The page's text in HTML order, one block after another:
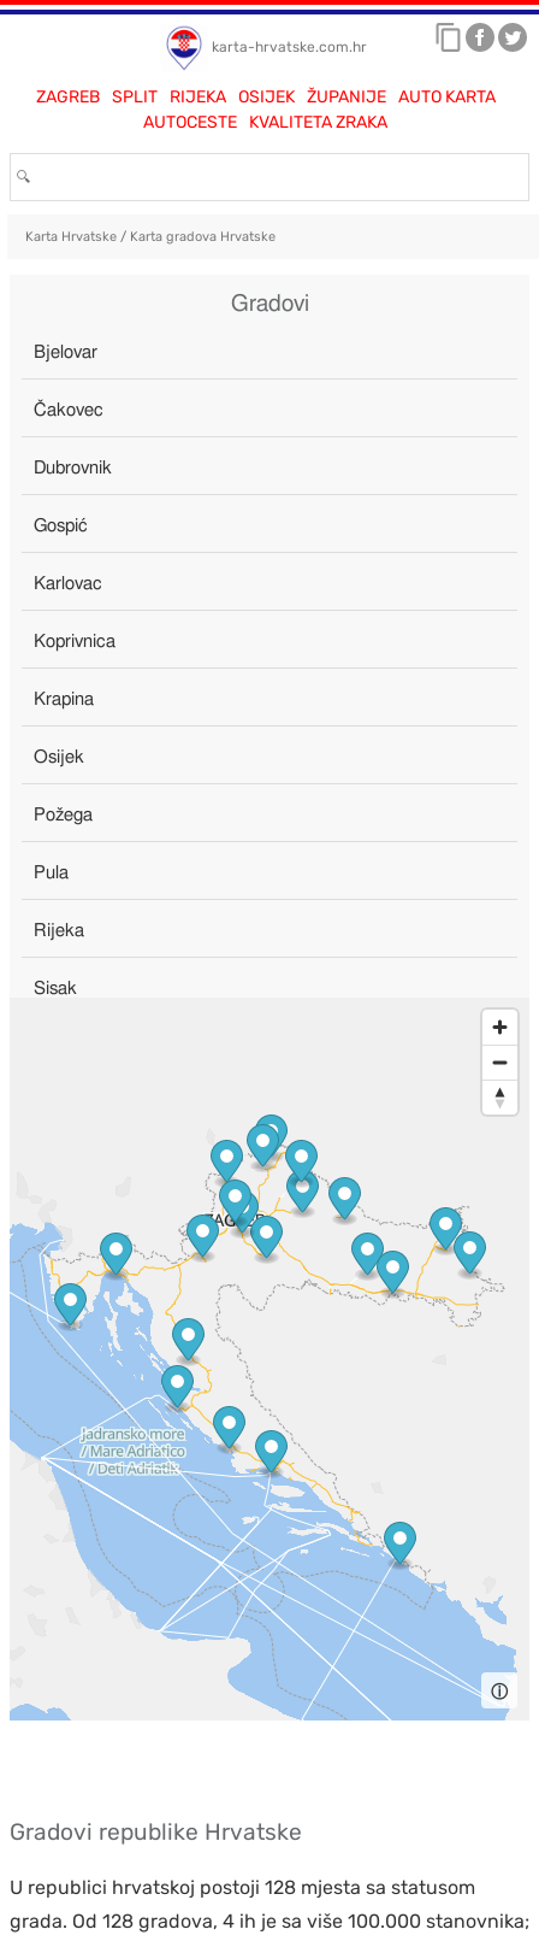
karta-hrvatske.com.hr
ZAGREB SPLIT RIJEKA OSIJEK ŽUPANIJE
AUTO KARTA
AUTOCESTE
KVALITETA ZRAKA
Karta Hrvatske/ Karta gradova Hrvatske
Gradovi
Bjelovar
Čakovec
Dubrovnik
Gospić
Karlovac
Koprivnica
Krapina
Osijek
Požega
Pula
Rijeka
Sisak
Varaždin
Velika gorica
Virovitica
Zadar
Zagreb
ⓘ
Gradovi republike Hrvatske
U republici hrvatskoj postoji 128 mjesta sa statusom
grada. Od 128 gradova, 4 ih je sa više 100.000 stanovnika;